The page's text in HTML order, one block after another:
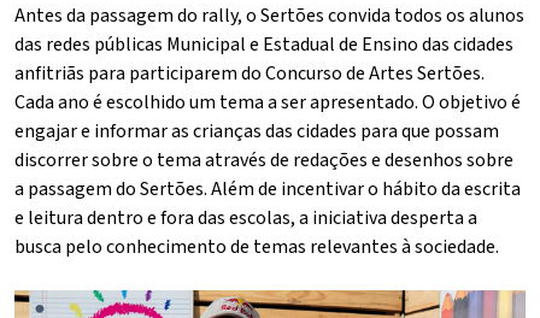
Antes da passagem do rally, o Sertões convida todos os alunos
das redes públicas Municipal e Estadual de Ensino das cidades
anfitriãs para participarem do Concurso de Artes Sertões.
Cada ano é escolhido um tema a ser apresentado. O objetivo é
engajar e informar as crianças das cidades para que possam
discorrer sobre o tema através de redações e desenhos sobre
a passagem do Sertões. Além de incentivar o hábito da escrita
e leitura dentro e fora das escolas, a iniciativa desperta a
busca pelo conhecimento de temas relevantes à sociedade.